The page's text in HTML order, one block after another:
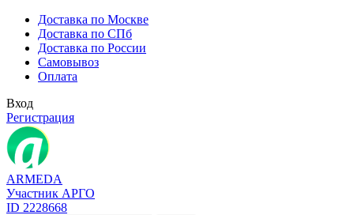
Доставка по Москве
Доставка по СПб
Доставка по России
Самовывоз
Оплата
Вход
Регистрация
ARMEDA
Участник АРГО
ID 2228668